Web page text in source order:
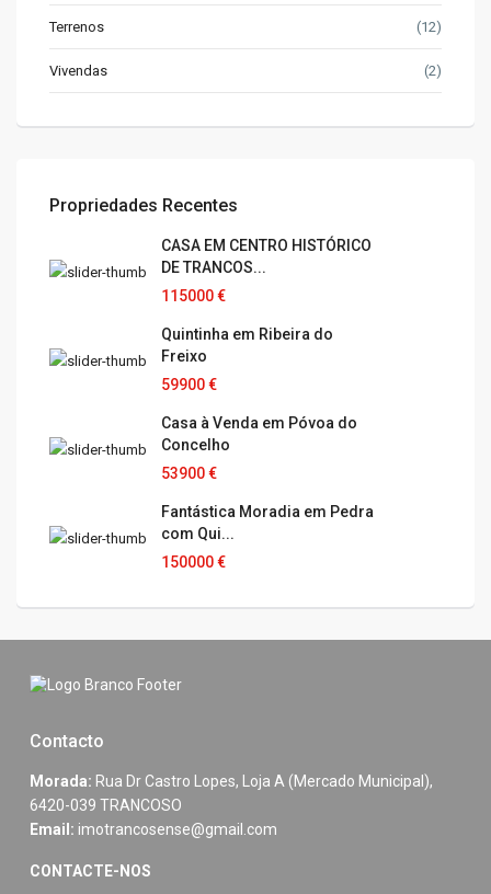
Terrenos (12)
Vivendas (2)
Propriedades Recentes
CASA EM CENTRO HISTÓRICO
DE TRANCOS...
115000 €
Quintinha em Ribeira do
Freixo
59900 €
Casa à Venda em Póvoa do
Concelho
53900 €
Fantástica Moradia em Pedra
com Qui...
150000 €
Contacto
Morada: Rua Dr Castro Lopes, Loja A (Mercado Municipal),
6420-039 TRANCOSO
Email: imotrancosense@gmail.com
CONTACTE-NOS